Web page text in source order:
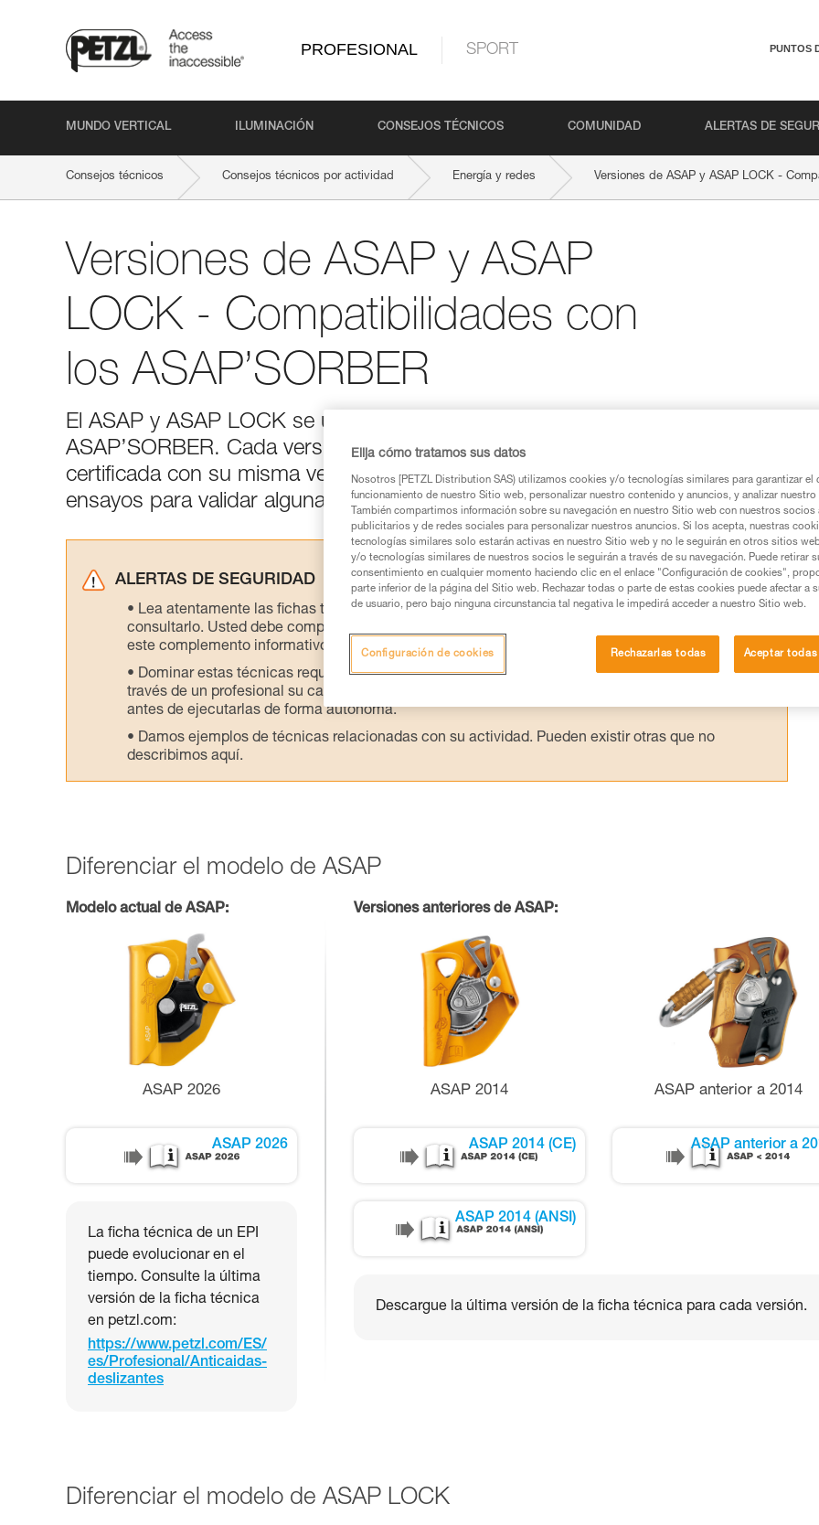
PROFESIONAL SPORT PUNTOS
MUNDO VERTICAL ILUMINACIÓN CONSEJOS TÉCNICOS COMUNIDAD ALERTAS DE
Consejos técnicos Consejos técnicos por actividad Energía y redes Versiones de ASAP y ASAP LOCK -
Versiones de ASAP y ASAP
LOCK - Compatibilidades con
los ASAP’SORBER
El ASAP y ASAP LOCK se utilizan generalmente con un absorbedor de energía
ASAP’SORBER. Cada versión de ASAP o ASAP LOCK es compatible y está
certificada con su misma versión de ASAP’SORBER. Se han llevado a cabo
ensayos para validar algunas compatibilidades cruzadas entre versiones.
ALERTAS DE SEGURIDAD
Lea atentamente las fichas técnicas de los productos utilizados en este consejo antes de
consultarlo. Usted debe comprender la información de la ficha técnica para poder comprender
este complemento informativo.
Dominar estas técnicas requiere una formación y un entrenamiento específico. Confirme a
través de un profesional su capacidad para ejecutar estas técnicas, solo y con total seguridad,
antes de ejecutarlas de forma autónoma.
Damos ejemplos de técnicas relacionadas con su actividad. Pueden existir otras que no
describimos aquí.
Diferenciar el modelo de ASAP
Modelo actual de ASAP:
ASAP 2026
ASAP 2026
La ficha técnica de un EPI
puede evolucionar en el
tiempo. Consulte la última
versión de la ficha técnica
en petzl.com:
https://www.petzl.com/ES/
es/Profesional/Anticaidas-
deslizantes
Versiones anteriores de ASAP:
ASAP 2014
ASAP 2014 (CE)
ASAP 2014 (ANSI)
ASAP anterior a 2014
ASAP anterior a
Descargue la última versión de la ficha técnica para cada versión.
Diferenciar el modelo de ASAP LOCK
Elija cómo tratamos sus datos
Nosotros [PETZL Distribution SAS) utilizamos cookies y/o tecnologías similares para garantizar el
funcionamiento de nuestro Sitio web, personalizar nuestro contenido y anuncios, y analizar
También compartimos información sobre su navegación en nuestro Sitio web con nuestros socios
publicitarios y de redes sociales para personalizar nuestros anuncios. Si los acepta, nuestras
tecnologías similares solo estarán activas en nuestro Sitio web y no le seguirán en otros sitios
y/o tecnologías similares de nuestros socios le seguirán a través de su navegación. Puede retirar
consentimiento en cualquier momento haciendo clic en el enlace "Configuración de cookies",
parte inferior de la página del Sitio web. Rechazar todas o parte de estas cookies puede afectar a
de usuario, pero bajo ninguna circunstancia tal negativa le impedirá acceder a nuestro Sitio web.
Rechazarlas todas Aceptar
Configuración de cookies